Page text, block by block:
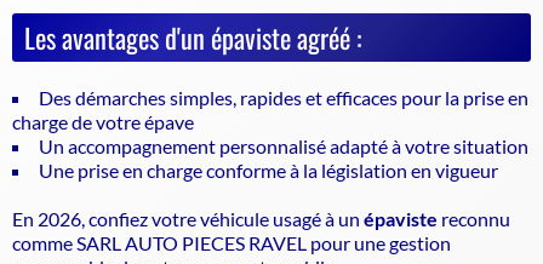
Les avantages d'un épaviste agréé :
Des démarches simples, rapides et efficaces pour la prise en
charge de votre épave
Un accompagnement personnalisé adapté à votre situation
Une prise en charge conforme à la législation en vigueur
En 2026, confiez votre véhicule usagé à un épaviste reconnu
comme SARL AUTO PIECES RAVEL pour une gestion